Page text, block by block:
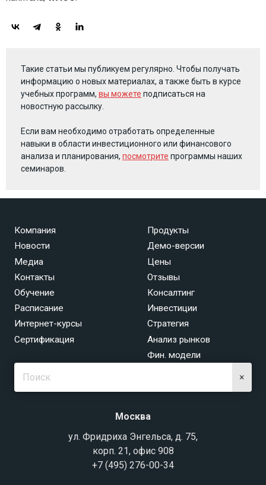
Такие статьи мы публикуем регулярно. Чтобы получать
информацию о новых материалах, а также быть в курсе
учебных программ, вы можете подписаться на
новостную рассылку.
Если вам необходимо отработать определенные
навыки в области инвестиционного или финансового
анализа и планирования, посмотрите программы наших
семинаров.
Компания
Новости
Медиа
Контакты
Продукты
Демо-версии
Цены
Отзывы
Обучение
Расписание
Интернет-курсы
Сертификация
Консалтинг
Инвестиции
Стратегия
Анализ рынков
Фин. модели
×
Москва
ул. Фридриха Энгельса, д. 75,
корп. 21, офис 908
+7 (495) 276-00-34